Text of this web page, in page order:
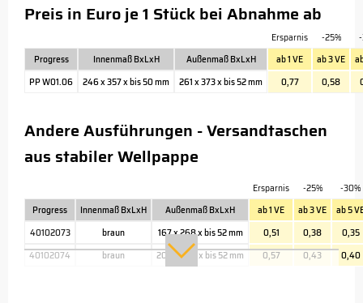
Preis in Euro je 1 Stück bei Abnahme ab
Ersparnis -25%
Progress
Innenmaß BxLxH Außenmaß BxLxH ab 1 VE ab 3 VE
PP W01.06
246 x 357 x bis 50 mm 261 x 373 x bis 52 mm 0,77 0,58
Andere Ausführungen - Versandtaschen
aus stabiler Wellpappe
Ersparnis -25%
-30%
Progress
Innenmaß BxLxH Außenmaß BxLxH ab 1 VE ab 3 VE
ab 5
40102073
braun 167 x 268 x bis 52 mm 0,51 0,38
0,35
40102074
braun 200 x 288 x bis 52 mm 0,57 0,43 0,40